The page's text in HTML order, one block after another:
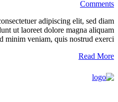
Comments
adipiscing elit, sed diam
ut laoreet dolore magna aliquam
veniam, quis nostrud exerci...
Read More